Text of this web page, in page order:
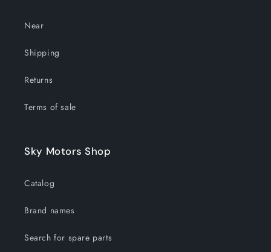
Near
Shipping
Returns
Terms of sale
Sky Motors Shop
Catalog
Brand names
Search for spare parts